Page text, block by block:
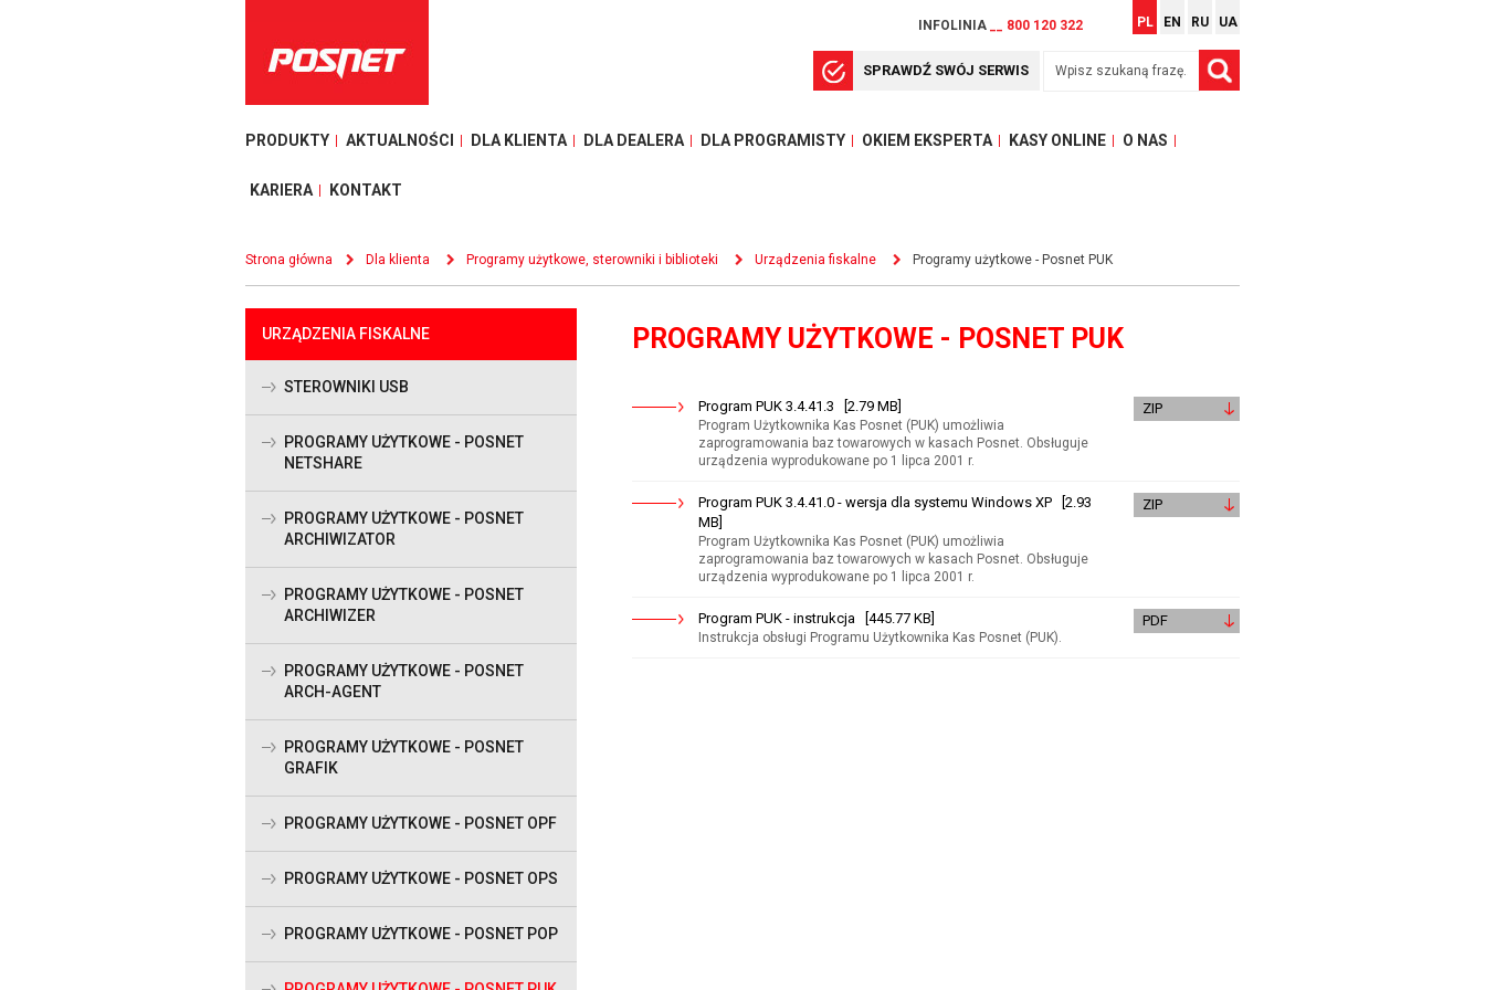
INFOLINIA __ 800 120 322 PL EN RU UA
SPRAWDŹ SWÓJ SERWIS
PRODUKTY AKTUALNOŚCI DLA KLIENTA DLA DEALERA DLA PROGRAMISTY OKIEM EKSPERTA KASY ONLINE O NAS
KARIERA KONTAKT
Strona główna Dla klienta Programy użytkowe, sterowniki i biblioteki Urządzenia fiskalne Programy użytkowe - Posnet PUK
URZĄDZENIA FISKALNE
STEROWNIKI USB
PROGRAMY UŻYTKOWE - POSNET
NETSHARE
PROGRAMY UŻYTKOWE - POSNET
ARCHIWIZATOR
PROGRAMY UŻYTKOWE - POSNET
ARCHIWIZER
PROGRAMY UŻYTKOWE - POSNET
ARCH-AGENT
PROGRAMY UŻYTKOWE - POSNET
GRAFIK
PROGRAMY UŻYTKOWE - POSNET OPF
PROGRAMY UŻYTKOWE - POSNET OPS
PROGRAMY UŻYTKOWE - POSNET POP
PROGRAMY UŻYTKOWE - POSNET PUK
Program PUK 3.4.41.3 [2.79 MB]
Program Użytkownika Kas Posnet (PUK) umożliwia
zaprogramowania baz towarowych w kasach Posnet. Obsługuje
urządzenia wyprodukowane po 1 lipca 2001 r.
ZIP
Program PUK 3.4.41.0 - wersja dla systemu Windows XP [2.93
MB]
Program Użytkownika Kas Posnet (PUK) umożliwia
zaprogramowania baz towarowych w kasach Posnet. Obsługuje
urządzenia wyprodukowane po 1 lipca 2001 r.
ZIP
Program PUK - instrukcja [445.77 KB]
Instrukcja obsługi Programu Użytkownika Kas Posnet (PUK).
PDF